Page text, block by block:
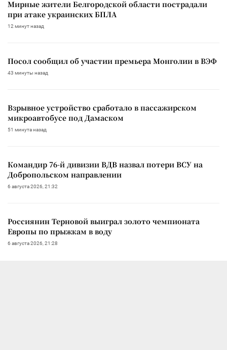
Мирные жители Белгородской области пострадали
при атаке украинских БПЛА
12 минут назад
Посол сообщил об участии премьера Монголии в ВЭФ
43 минуты назад
Взрывное устройство сработало в пассажирском
микроавтобусе под Дамаском
51 минута назад
Командир 76-й дивизии ВДВ назвал потери ВСУ на
Добропольском направлении
6 августа 2026, 21:32
Россиянин Терновой выиграл золото чемпионата
Европы по прыжкам в воду
6 августа 2026, 21:28